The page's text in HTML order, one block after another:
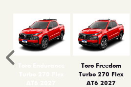
Toro Freedom
Turbo 270 Flex
AT6 2027
Anterior